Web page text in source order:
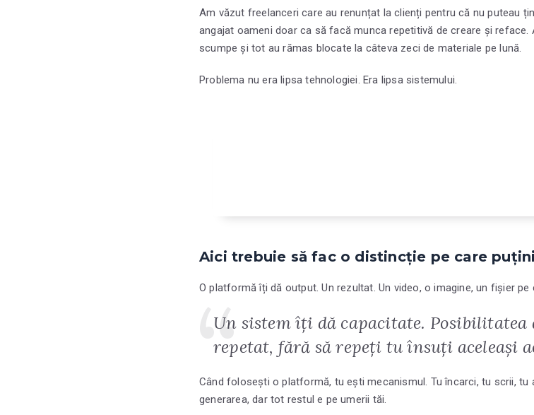
Am văzut freelanceri care au renunțat la clienți pentru că nu puteau
angajat oameni doar ca să facă munca repetitivă de creare și
scumpe și tot au rămas blocate la câteva zeci de materiale pe lună.
Problema nu era lipsa tehnologiei. Era lipsa sistemului.
Aici trebuie să fac o distincție pe care
O platformă îți dă output. Un rezultat. Un video, o imagine, un fișier
Un sistem îți dă capacitate. Posibilitatea
repetat, fără să repeți tu însuți aceleași
Când folosești o platformă, tu ești mecanismul. Tu încarci, tu scrii,
generarea, dar tot restul e pe umerii tăi.